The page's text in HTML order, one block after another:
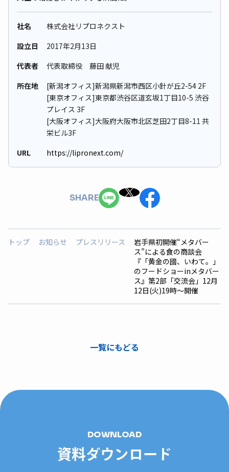
社名
株式会社リプロネクスト
設立日
2017年2⽉13⽇
代表者
代表取締役 藤田 献児
所在地
[新潟オフィス]新潟県新潟市西区小針が丘2-54 2F
[東京オフィス]東京都渋谷区道玄坂1丁目10-5 渋谷
プレイス 3F
[大阪オフィス]大阪府大阪市北区芝田2丁目8-11 共
栄ビル3F
URL
https://lipronext.com/
SHARE
トップ お知らせ プレスリリース
岩手県初開催“メタバー
ス”による食の商談会
『「黄金の國、いわて。」
のフードショーinメタバー
ス』第2部「交流会」12月
12日(火)19時〜開催
一覧にもどる
DOWNLOAD
資料ダウンロード